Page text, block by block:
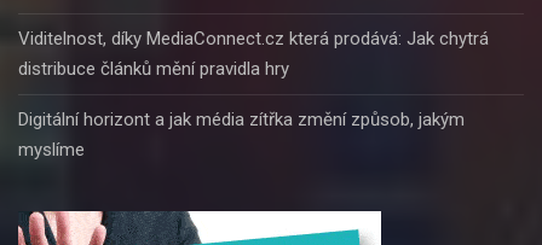
Viditelnost, díky MediaConnect.cz která prodává: Jak chytrá
distribuce článků mění pravidla hry
Digitální horizont a jak média zítřka změní způsob, jakým
myslíme